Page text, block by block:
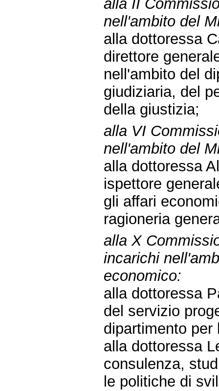
alla II
nell'ambito del
alla dottoressa
direttore
nell'ambito del
giudiziaria, del
della giustizia;
alla VI
nell'ambito del
alla dottoressa
ispettore
gli affari
ragioneria
alla X
incarichi
economico:
alla dottoressa
del servizio
dipartimento
alla dottoressa
consulenza,
le politiche di